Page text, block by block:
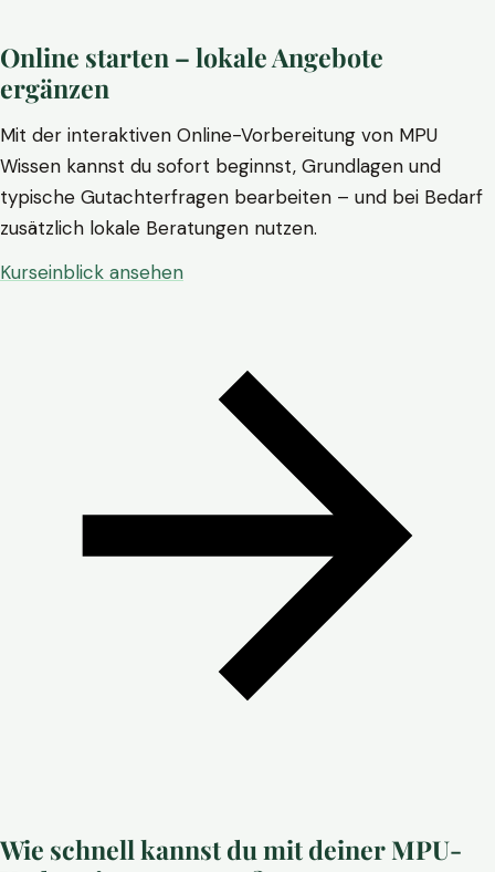
Online starten – lokale Angebote
ergänzen
Mit der interaktiven Online-Vorbereitung von MPU
Wissen kannst du sofort beginnst, Grundlagen und
typische Gutachterfragen bearbeiten – und bei Bedarf
zusätzlich lokale Beratungen nutzen.
Kurseinblick ansehen
Wie schnell kannst du mit deiner MPU-